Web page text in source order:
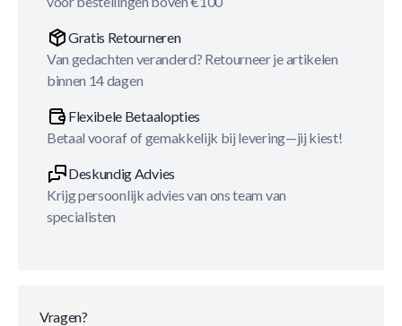
Gratis Retourneren
Van gedachten veranderd? Retourneer je artikelen
binnen 14 dagen
Flexibele Betaalopties
Betaal vooraf of gemakkelijk bij levering—jij kiest!
Deskundig Advies
Krijg persoonlijk advies van ons team van
specialisten
Vragen?